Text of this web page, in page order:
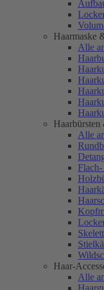
Haarmaske
Alle
Alle
Haar-
Alle